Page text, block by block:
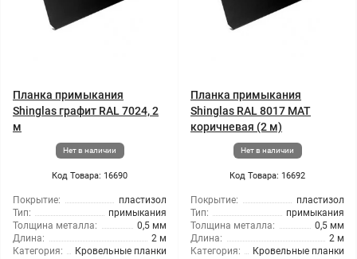
Планка примыкания
Shinglas графит RAL 7024, 2
м
Нет в наличии
Код Товара: 16690
Покрытие:
пластизол
Тип:
примыкания
Толщина металла:
0,5 мм
Длина:
2 м
Категория:
Кровельные планки
Планка примыкания
Shinglas RAL 8017 МАТ
коричневая (2 м)
Нет в наличии
Код Товара: 16692
Покрытие:
пластизол
Тип:
примыкания
Толщина металла:
0,5 мм
Длина:
2 м
Категория:
Кровельные планки